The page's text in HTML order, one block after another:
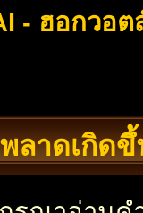
- ฮอกวอต
าดเกิดขึ้